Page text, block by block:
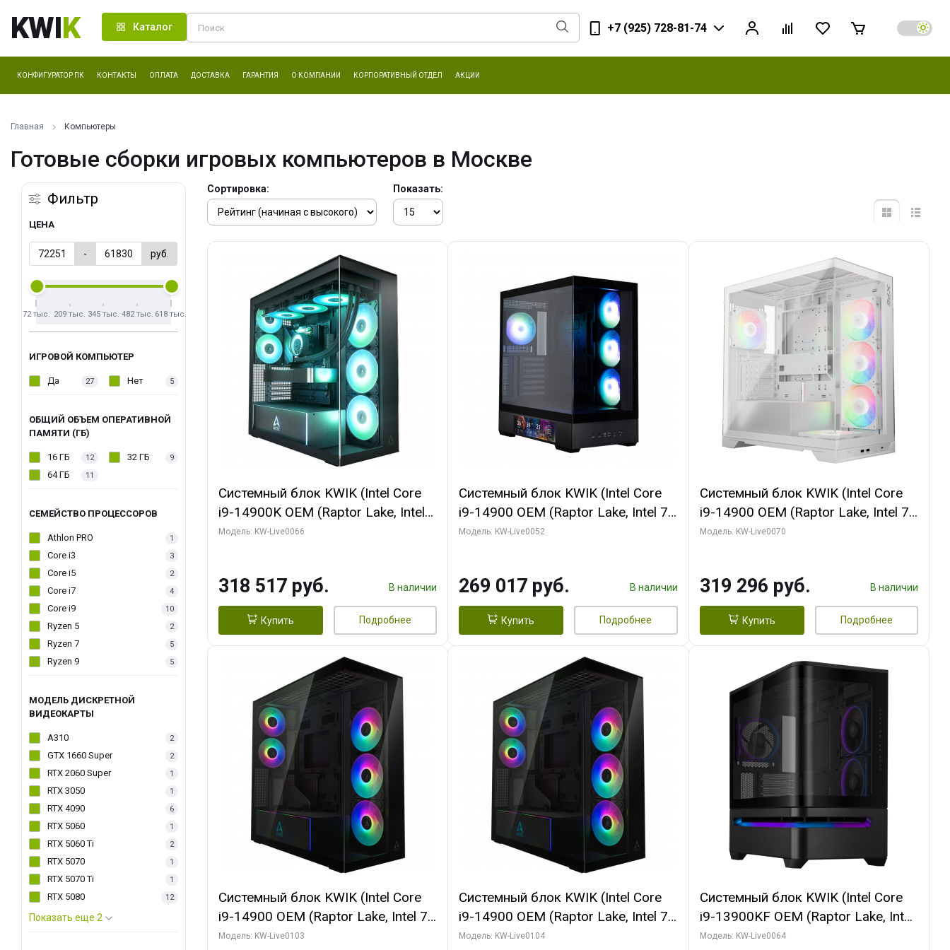
KWIK Каталог +7 (925) 728-81-74
КОНФИГУРАТОР ПК КОНТАКТЫ ОПЛАТА ДОСТАВКА ГАРАНТИЯ О КОМПАНИИ КОРПОРАТИВНЫЙ ОТДЕЛ АКЦИИ
Главная Компьютеры
Готовые сборки игровых компьютеров в Москве
Фильтр
ЦЕНА
- руб.
72 тыс. 209 тыс. 345 тыс. 482 тыс. 618 тыс.
ИГРОВОЙ КОМПЬЮТЕР
Да 27 Нет 5
ОБЩИЙ ОБЪЕМ ОПЕРАТИВНОЙ
ПАМЯТИ (ГБ)
16 ГБ 12 32 ГБ 9
64 ГБ 11
СЕМЕЙСТВО ПРОЦЕССОРОВ
Athlon PRO 1
Core i3 3
Core i5 2
Core i7 4
Core i9 10
Ryzen 5 2
Ryzen 7 5
Ryzen 9 5
МОДЕЛЬ ДИСКРЕТНОЙ
ВИДЕОКАРТЫ
A310 2
GTX 1660 Super 2
RTX 2060 Super 1
RTX 3050 1
RTX 4090 6
RTX 5060 1
RTX 5060 Ti 2
RTX 5070 1
RTX 5070 Ti 1
RTX 5080 12
Показать еще 2
Сортировка: Показать:
Системный блок KWIK (Intel Core
i9-14900K OEM (Raptor Lake, Intel
7, C24 16EC/8PC/ 64 ГБ ОЗУ (2
GDDR7 256bit/ 1 ТБ SSD)
Модель: KW-Live0066
318 517 руб. В наличии
Купить Подробнее
Системный блок KWIK (Intel Core
i9-14900 OEM (Raptor Lake, Intel 7,
C24 16EC/8PC// 64 ГБ ОЗУ (2
256bit 3xDP HD/ 512 ГБ SSD)
Модель: KW-Live0052
269 017 руб. В наличии
Купить Подробнее
Системный блок KWIK (Intel Core
i9-14900 OEM (Raptor Lake, Intel 7,
C24 16EC/8PC// 64 ГБ ОЗУ (2
GDDR7 256bit/ 960 ГБ SSD)
Модель: KW-Live0070
319 296 руб. В наличии
Купить Подробнее
Системный блок KWIK (Intel Core
i9-14900 OEM (Raptor Lake, Intel 7,
C24 16EC/8PC// 64 ГБ ОЗУ (2
Модель: KW-Live0103
Системный блок KWIK (Intel Core
i9-14900 OEM (Raptor Lake, Intel 7,
C24 16EC/8PC// 64 ГБ ОЗУ (2
Модель: KW-Live0104
Системный блок KWIK (Intel Core
i9-13900KF OEM (Raptor Lake, Intel
7, C24 16EC/8P/ 64 ГБ ОЗУ (2
Модель: KW-Live0064